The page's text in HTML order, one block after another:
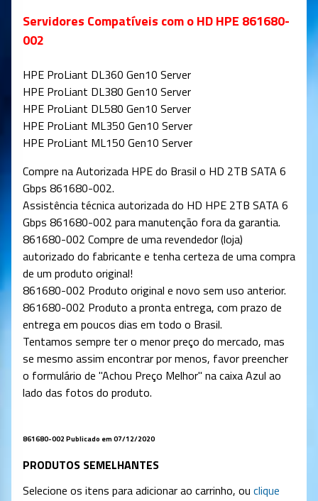
Servidores Compatíveis com o HD HPE 861680-
002
HPE ProLiant DL360 Gen10 Server
HPE ProLiant DL380 Gen10 Server
HPE ProLiant DL580 Gen10 Server
HPE ProLiant ML350 Gen10 Server
HPE ProLiant ML150 Gen10 Server
Compre na Autorizada HPE do Brasil o HD 2TB SATA 6
Gbps 861680-002.
Assistência técnica autorizada do HD HPE 2TB SATA 6
Gbps 861680-002 para manutenção fora da garantia.
861680-002 Compre de uma revendedor (loja)
autorizado do fabricante e tenha certeza de uma compra
de um produto original!
861680-002 Produto original e novo sem uso anterior.
861680-002 Produto a pronta entrega, com prazo de
entrega em poucos dias em todo o Brasil.
Tentamos sempre ter o menor preço do mercado, mas
se mesmo assim encontrar por menos, favor preencher
o formulário de "Achou Preço Melhor" na caixa Azul ao
lado das fotos do produto.
861680-002 Publicado em 07/12/2020
PRODUTOS SEMELHANTES
Selecione os itens para adicionar ao carrinho, ou clique